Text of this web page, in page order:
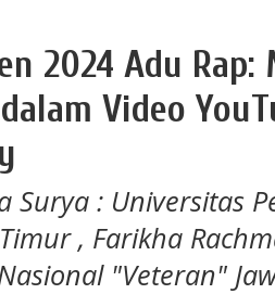
2024 Adu
Video
Surya : Universitas
, Farikha
"Veteran"